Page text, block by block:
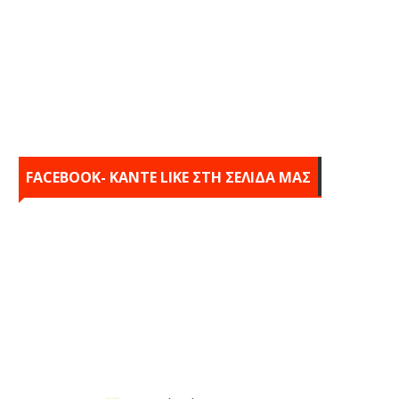
FACEBOOK- KANTE LIKE ΣΤΗ ΣΕΛΙΔΑ ΜΑΣ